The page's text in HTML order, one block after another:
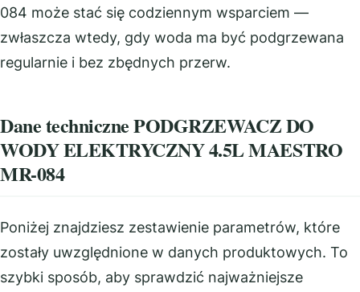
084 może stać się codziennym wsparciem —
zwłaszcza wtedy, gdy woda ma być podgrzewana
regularnie i bez zbędnych przerw.
Dane techniczne PODGRZEWACZ DO
WODY ELEKTRYCZNY 4.5L MAESTRO
MR-084
Poniżej znajdziesz zestawienie parametrów, które
zostały uwzględnione w danych produktowych. To
szybki sposób, aby sprawdzić najważniejsze